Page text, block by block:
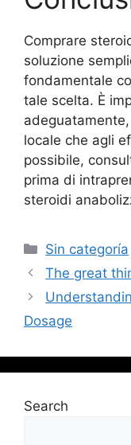
Comprare
soluzione
fondamentale
tale scelta. È
locale che agli
possibile,
prima di
steroidi
Sin categoría
The great
Dosage
Search